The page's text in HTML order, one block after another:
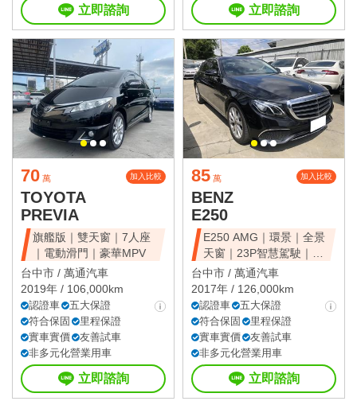
立即諮詢 立即諮詢
70 萬 加入比較
TOYOTA
PREVIA
旗艦版｜雙天窗｜7人座
｜電動滑門｜豪華MPV
台中市 / 萬通汽車
2019年 / 106,000km
認證車
五大保證
符合保固
里程保證
實車實價
友善試車
非多元化營業用車
立即諮詢
85 萬 加入比較
BENZ
E250
E250 AMG｜環景｜全景
天窗｜23P智慧駕駛｜總
代理
台中市 / 萬通汽車
2017年 / 126,000km
認證車
五大保證
符合保固
里程保證
實車實價
友善試車
非多元化營業用車
立即諮詢